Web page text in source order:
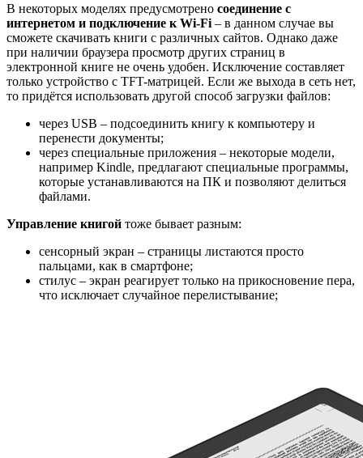
В некоторых моделях предусмотрено соединение с
интернетом и подключение к Wi-Fi – в данном случае вы
сможете скачивать книги с различных сайтов. Однако даже
при наличии браузера просмотр других страниц в
электронной книге не очень удобен. Исключение составляет
только устройство с TFT-матрицей. Если же выхода в сеть нет,
то придётся использовать другой способ загрузки файлов:
через USB – подсоединить книгу к компьютеру и
перенести документы;
через специальные приложения – некоторые модели,
например Kindle, предлагают специальные программы,
которые устанавливаются на ПК и позволяют делиться
файлами.
Управление книгой тоже бывает разным:
сенсорный экран – страницы листаются просто
пальцами, как в смартфоне;
стилус – экран реагирует только на прикосновение пера,
что исключает случайное перелистывание;